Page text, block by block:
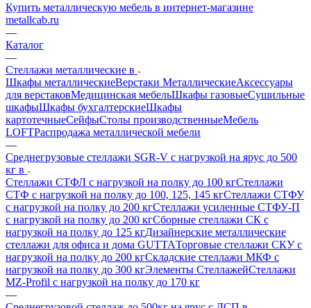
Купить металлическую мебель в интернет-магазине
metallcab.ru
—
Каталог
—
Стеллажи металлические в
Шкафы металлическиеВерстаки МеталлическиеАксессуары
для верстаковМедицинская мебельШкафы газовыеСушильные
шкафыШкафы бухгалтерскиеШкафы
картотечныеСейфыСтолы производственныеМебель
LOFTРаспродажа металлической мебели
—
Среднегрузовые стеллажи SGR-V с нагрузкой на ярус до 500
кг в
Стеллажи СТФЛ с нагрузкой на полку до 100 кгСтеллажи
СТФ с нагрузкой на полку до 100, 125, 145 кгСтеллажи СТФУ
с нагрузкой на полку до 200 кгСтеллажи усиленные СТФУ-П
с нагрузкой на полку до 200 кгСборные стеллажи СК с
нагрузкой на полку до 125 кгДизайнерские металлические
стеллажи для офиса и дома GUTTAТорговые стеллажи СКУ с
нагрузкой на полку до 200 кгСкладские стеллажи МКФ с
нагрузкой на полку до 300 кгЭлементы СтеллажейСтеллажи
MZ-Profil с нагрузкой на полку до 170 кг
—